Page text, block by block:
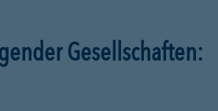
Gesellschaften: